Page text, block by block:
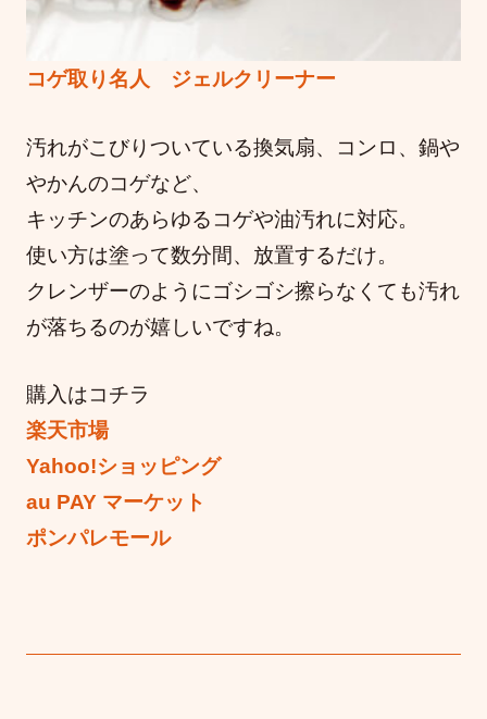
コゲ取り名人 ジェルクリーナー
汚れがこびりついている換気扇、コンロ、鍋や
やかんのコゲなど、
キッチンのあらゆるコゲや油汚れに対応。
使い方は塗って数分間、放置するだけ。
クレンザーのようにゴシゴシ擦らなくても汚れ
が落ちるのが嬉しいですね。
購入はコチラ
楽天市場
Yahoo!ショッピング
au PAY マーケット
ポンパレモール